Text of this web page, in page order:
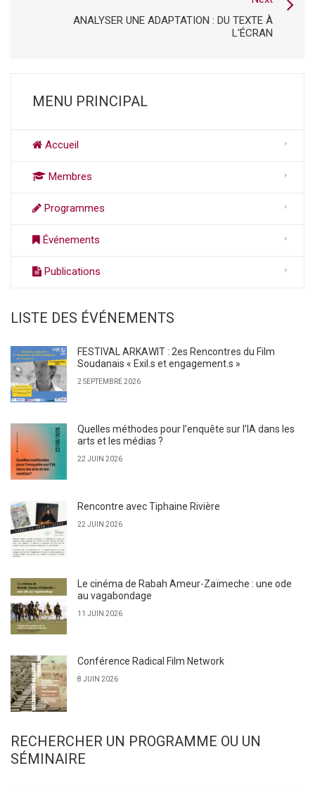
ANALYSER UNE ADAPTATION : DU TEXTE À
L'ÉCRAN
MENU PRINCIPAL
Accueil
Membres
Programmes
Événements
Publications
LISTE DES ÉVÉNEMENTS
FESTIVAL ARKAWIT : 2es Rencontres du Film
Soudanais « Exil.s et engagement.s »
2 SEPTEMBRE 2026
Quelles méthodes pour l’enquête sur l’IA dans les
arts et les médias ?
22 JUIN 2026
Rencontre avec Tiphaine Rivière
22 JUIN 2026
Le cinéma de Rabah Ameur-Zaïmeche : une ode
au vagabondage
11 JUIN 2026
Conférence Radical Film Network
8 JUIN 2026
RECHERCHER UN PROGRAMME OU UN
SÉMINAIRE